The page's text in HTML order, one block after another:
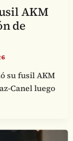
AKM
de
su fusil AKM
Canel luego